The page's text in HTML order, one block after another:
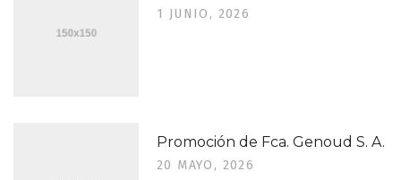
1 JUNIO, 2026
Promoción de Fca. Genoud S. A.
20 MAYO, 2026